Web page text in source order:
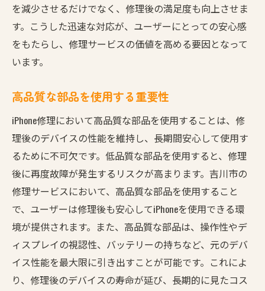
を減少させるだけでなく、修理後の満足度も向上させま
す。こうした迅速な対応が、ユーザーにとっての安心感
をもたらし、修理サービスの価値を高める要因となって
います。
高品質な部品を使用する重要性
iPhone修理において高品質な部品を使用することは、修
理後のデバイスの性能を維持し、長期間安心して使用す
るために不可欠です。低品質な部品を使用すると、修理
後に再度故障が発生するリスクが高まります。吉川市の
修理サービスにおいて、高品質な部品を使用すること
で、ユーザーは修理後も安心してiPhoneを使用できる環
境が提供されます。また、高品質な部品は、操作性やデ
ィスプレイの視認性、バッテリーの持ちなど、元のデバ
イス性能を最大限に引き出すことが可能です。これによ
り、修理後のデバイスの寿命が延び、長期的に見たコス